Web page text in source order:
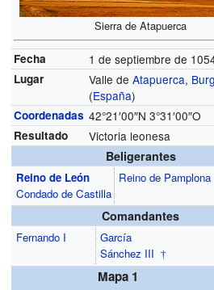
Sierra de Atapuerca
Fecha 1 de septiembre de
Lugar Valle deAtapuerca,
(España)
Coordenadas 42°21′00″N 3°31′00″O
Resultado
Victoria leonesa
Beligerantes
Reino de León
Condado de Castilla
Reino de Pamplona
Comandantes
Fernando I
García
Sánchez III
†
Mapa 1